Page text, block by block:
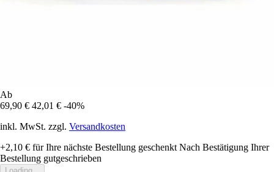
Ab
69,90 € 42,01 € -40%
inkl. MwSt. zzgl. Versandkosten
+2,10 € für Ihre nächste Bestellung geschenkt Nach Bestätigung Ihrer
Bestellung gutgeschrieben